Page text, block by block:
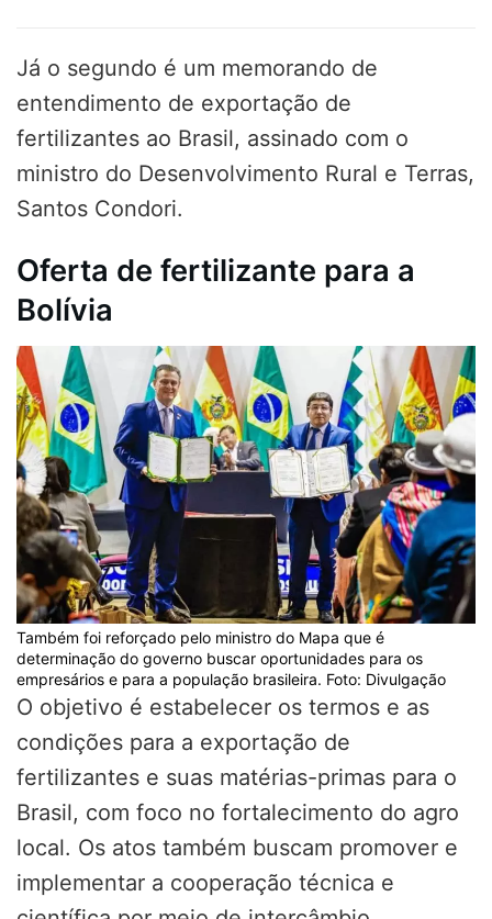
Já o segundo é um memorando de
entendimento de exportação de
fertilizantes ao Brasil, assinado com o
ministro do Desenvolvimento Rural e Terras,
Santos Condori.
Oferta de fertilizante para a
Bolívia
Também foi reforçado pelo ministro do Mapa que é
determinação do governo buscar oportunidades para os
empresários e para a população brasileira. Foto: Divulgação
O objetivo é estabelecer os termos e as
condições para a exportação de
fertilizantes e suas matérias-primas para o
Brasil, com foco no fortalecimento do agro
local. Os atos também buscam promover e
implementar a cooperação técnica e